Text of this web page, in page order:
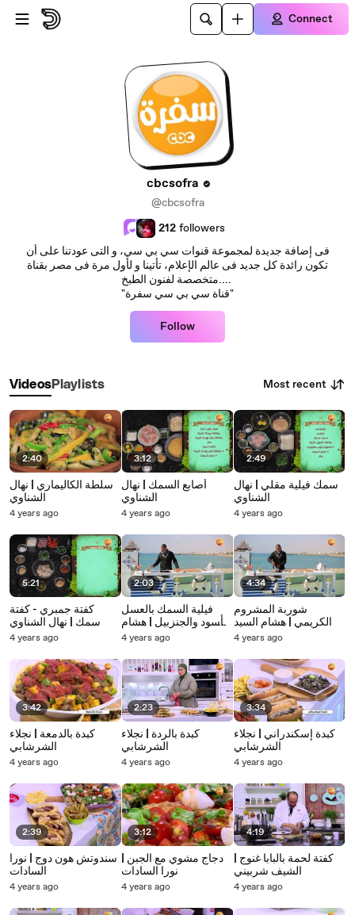
Skip to main content
Connect
cbcsofra
@cbcsofra
212 followers
فى إضافة جديدة لمجموعة قنوات سي بي سي، و التى عودتنا على أن
تكون رائدة كل جديد فى عالم الإعلام، تأتينا و لأول مرة فى مصر بقناة
متخصصة لفنون الطبخ....
"قناة سي بي سي سفرة"
Follow
VideosPlaylists Most recent
2:40
سلطة الكاليماري | نهال
الشناوي
4 years ago
5:21
كفتة جمبري - كفتة
سمك | نهال الشناوي
4 years ago
3:42
كبدة بالدمعة | نجلاء
الشرشابي
4 years ago
2:39
سندوتش هون دوج | نورا
السادات
4 years ago
3:12
أصابع السمك | نهال
الشناوي
4 years ago
2:03
فيلية السمك بالعسل
الأسود والجنزبيل | هشام
السيد
4 years ago
2:23
كبدة بالردة | نجلاء
الشرشابي
4 years ago
3:12
دجاج مشوي مع الجبن |
نورا السادات
4 years ago
2:49
سمك فيلية مقلي | نهال
الشناوي
4 years ago
4:34
شوربة المشروم
الكريمي | هشام السيد
4 years ago
3:34
كبدة إسكندراني | نجلاء
الشرشابي
4 years ago
4:19
الشيف شربيني
4 years ago